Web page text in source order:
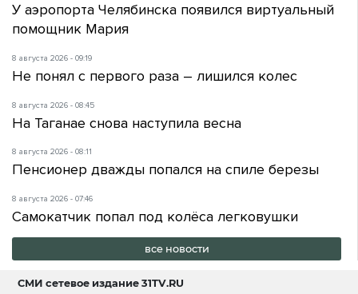
У аэропорта Челябинска появился виртуальный
помощник Мария
8 августа 2026 - 09:19
Не понял с первого раза – лишился колес
8 августа 2026 - 08:45
На Таганае снова наступила весна
8 августа 2026 - 08:11
Пенсионер дважды попался на спиле березы
8 августа 2026 - 07:46
Самокатчик попал под колёса легковушки
все новости
СМИ сетевое издание31TV.RU